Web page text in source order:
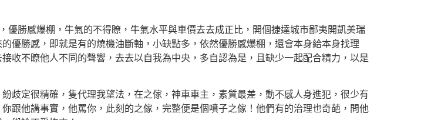
勝感爆棚，牛氣的不得瞭，牛氣水平與車價去去成正比，開個捷達城市鄙夷開凱美瑞
優勝感，即就是有的燒機油斷軸，小缺點多，依然優勝感爆棚，還會本身給本身找理
收不瞭他人不同的聲響，去去以自我為中央，多自認為是，且缺少一起配合精力，以是
定很精確，隻代理我望法，在之傢，神車車主，素質最差，動不感人身進犯，很少有
跟他講事實，他罵你，此刻的之傢，完整便是個噴子之傢！他們有的治理也奇葩，問他